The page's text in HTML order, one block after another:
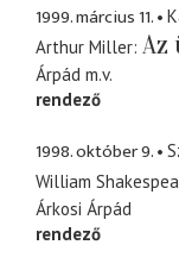
1999. március 11.
Arthur Miller Az
Árpád m.v.
rendező
1998. október 9.
William
Árkosi Árpád
rendező